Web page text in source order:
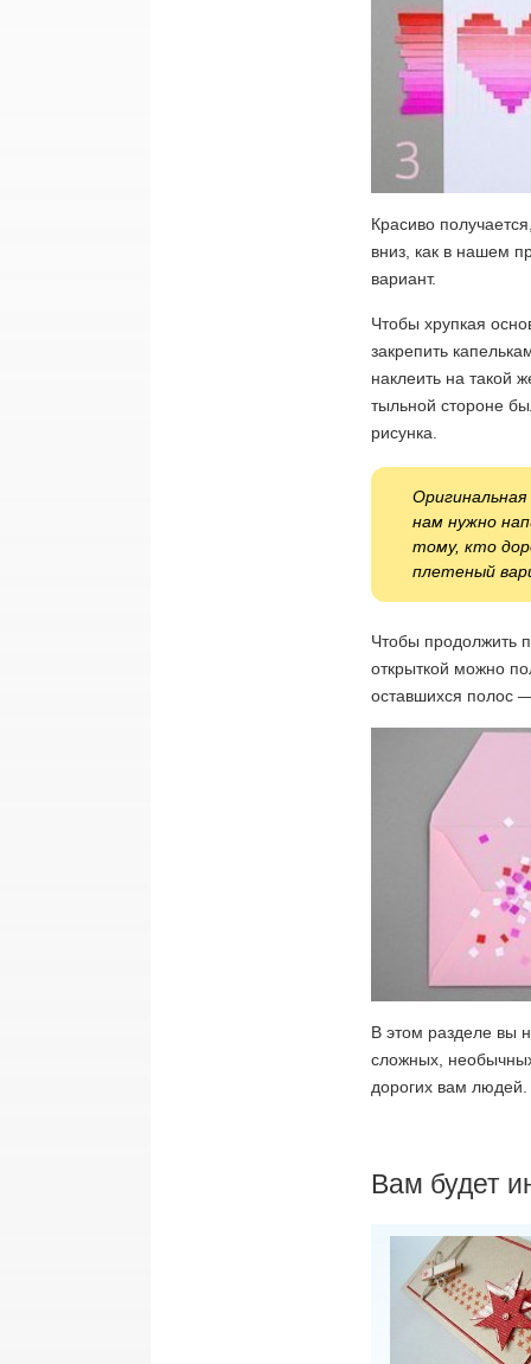
Красиво
вниз, как в нашем
вариант.
Чтобы хрупкая
закрепить
наклеить на такой
тыльной стороне
рисунка.
нам нужно
тому, кто
плетеный
Чтобы продолжить
открыткой можно
оставшихся полос
В этом разделе вы
сложных,
дорогих вам
Вам будет